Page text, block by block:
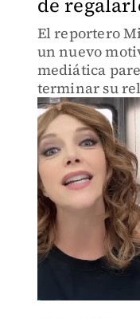
El reportero
un nuevo
mediática
terminar su